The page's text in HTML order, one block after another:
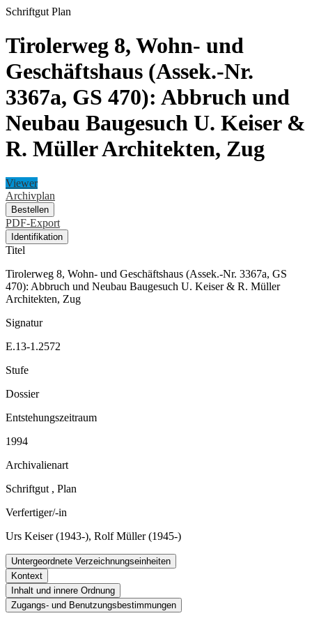
Schriftgut Plan
Tirolerweg 8, Wohn- und
Geschäftshaus (Assek.-Nr.
3367a, GS 470): Abbruch und
Neubau Baugesuch U. Keiser &
R. Müller Architekten, Zug
Viewer
Archivplan
Bestellen
PDF-Export
Identifikation
Titel
Tirolerweg 8, Wohn- und Geschäftshaus (Assek.-Nr. 3367a, GS
470): Abbruch und Neubau Baugesuch U. Keiser & R. Müller
Architekten, Zug
Signatur
E.13-1.2572
Stufe
Dossier
Entstehungszeitraum
1994
Archivalienart
Schriftgut , Plan
Verfertiger/-in
Urs Keiser (1943-), Rolf Müller (1945-)
Untergeordnete Verzeichnungseinheiten
Kontext
Inhalt und innere Ordnung
Zugangs- und Benutzungsbestimmungen